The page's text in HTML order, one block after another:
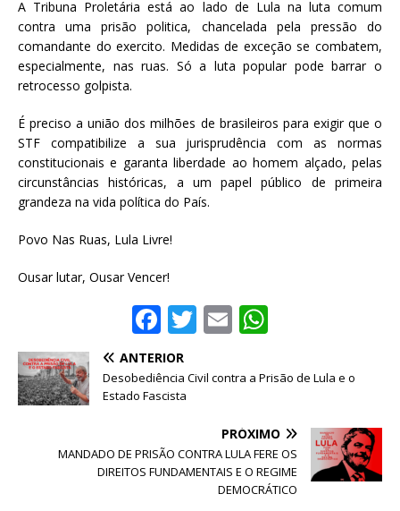
A Tribuna Proletária está ao lado de Lula na luta comum
contra uma prisão politica, chancelada pela pressão do
comandante do exercito. Medidas de exceção se combatem,
especialmente, nas ruas. Só a luta popular pode barrar o
retrocesso golpista.
É preciso a união dos milhões de brasileiros para exigir que o
STF compatibilize a sua jurisprudência com as normas
constitucionais e garanta liberdade ao homem alçado, pelas
circunstâncias históricas, a um papel público de primeira
grandeza na vida política do País.
Povo Nas Ruas, Lula Livre!
Ousar lutar, Ousar Vencer!
F
a
c
e
o
T
it
E
ai at
A
p
p
ANTERIOR
Desobediência Civil contra a Prisão de Lula e o
Estado Fascista
PRÓXIMO
MANDADO DE PRISÃO CONTRA LULA FERE OS
DIREITOS FUNDAMENTAIS E O REGIME
DEMOCRÁTICO